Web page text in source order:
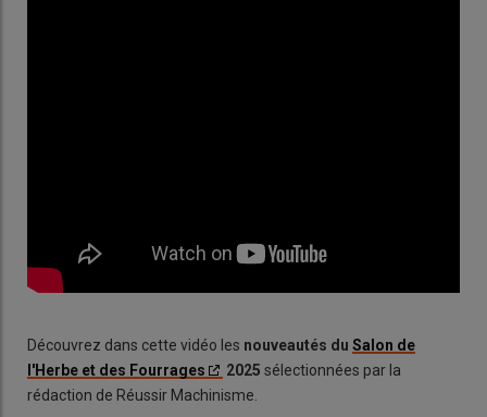
Découvrez dans cette vidéo les nouveautés du Salon de
l'Herbe et des Fourrages
2025 sélectionnées par la
rédaction de Réussir Machinisme.